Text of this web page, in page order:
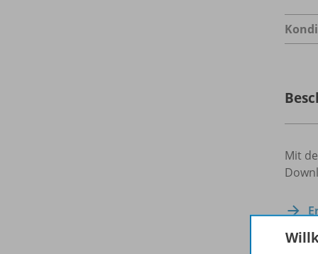
Mit